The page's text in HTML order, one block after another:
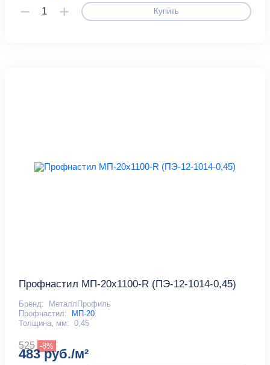
Купить
Профнастил МП-20x1100-R (ПЭ-12-1014-0,45)
Бренд:
МеталлПрофиль
Профнастил:
МП-20
Толщина, мм: 0,45
525 -8%
483 руб./м²